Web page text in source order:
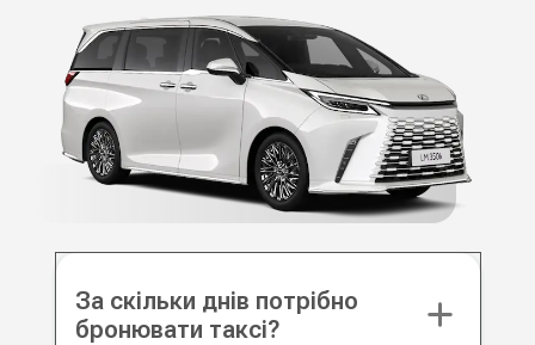
За скільки днів потрібно
бронювати таксі?